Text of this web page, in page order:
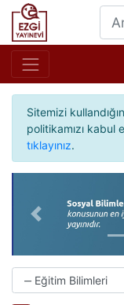
Sitemizi
politikamızı
tıklayınız.
Önceki